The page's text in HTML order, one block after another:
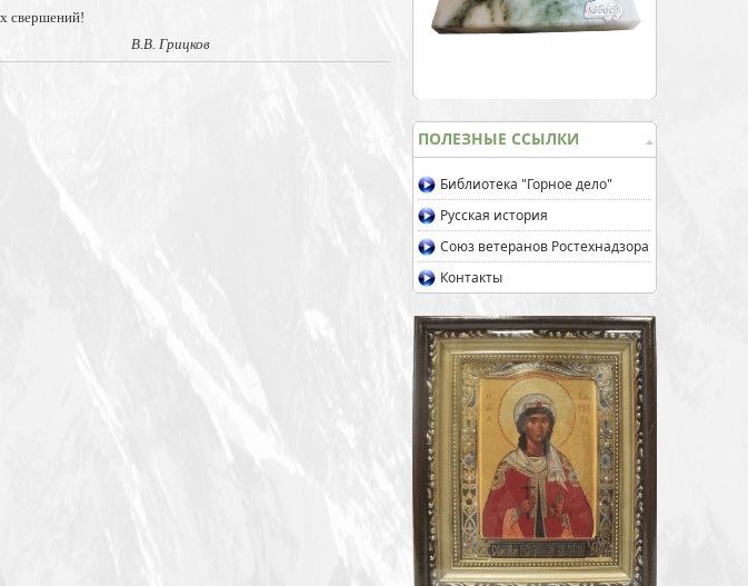
свершений!
В.В. Грицков
ПОЛЕЗНЫЕ ССЫЛКИ
Библиотека "Горное дело"
Русская история
Союз ветеранов Ростехнадзора
Контакты